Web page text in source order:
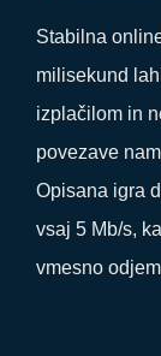
Stabilna
milisekund
izplačilom in
povezave
Opisana igra
vsaj 5 Mb/s,
vmesno